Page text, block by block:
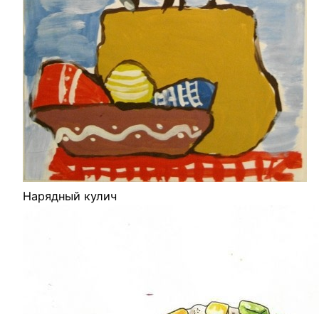
Нарядный кулич